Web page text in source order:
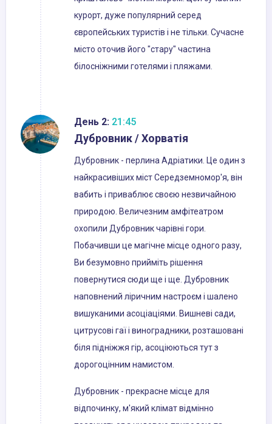
курорт, дуже популярний серед
європейських туристів і не тільки. Сучасне
місто оточив його "стару" частина
білосніжними готелями і пляжами.
День 2: 21:45
Дубровник / Хорватія
Дубровник - перлина Адріатики. Це один з
найкрасивіших міст Середземномор'я, він
вабить і приваблює своєю незвичайною
природою. Величезним амфітеатром
охопили Дубровник чарівні гори.
Побачивши це магічне місце одного разу,
Ви безумовно прийміть рішення
повернутися сюди ще і ще. Дубровник
наповнений ліричним настроєм і шалено
вишуканими асоціаціями. Вишневі сади,
цитрусові гаї і виноградники, розташовані
біля підніжжя гір, асоціюються тут з
дорогоцінним намистом.
Дубровник - прекрасне місце для
відпочинку, м'який клімат відмінно